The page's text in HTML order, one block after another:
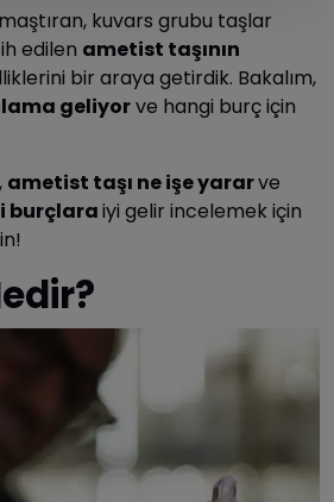
kuvars grubu taşlar
edilen ametist taşının
bir araya getirdik. Bakalım,
geliyorve hangi burç için
, ametist taşı ne işe yararve
burçlaraiyi gelir incelemek için